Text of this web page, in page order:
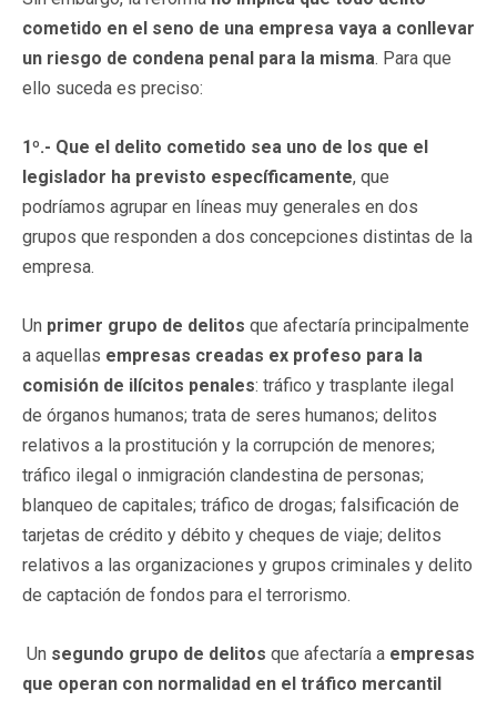
cometido en el seno de una empresa vaya a conllevar
un riesgo de condena penal para la misma. Para que
ello suceda es preciso:
1º.- Que el delito cometido sea uno de los que el
legislador ha previsto específicamente, que
podríamos agrupar en líneas muy generales en dos
grupos que responden a dos concepciones distintas de la
empresa.
Un primer grupo de delitos que afectaría principalmente
a aquellas empresas creadas ex profeso para la
comisión de ilícitos penales: tráfico y trasplante ilegal
de órganos humanos; trata de seres humanos; delitos
relativos a la prostitución y la corrupción de menores;
tráfico ilegal o inmigración clandestina de personas;
blanqueo de capitales; tráfico de drogas; falsificación de
tarjetas de crédito y débito y cheques de viaje; delitos
relativos a las organizaciones y grupos criminales y delito
de captación de fondos para el terrorismo.
Un segundo grupo de delitos que afectaría a empresas
que operan con normalidad en el tráfico mercantil